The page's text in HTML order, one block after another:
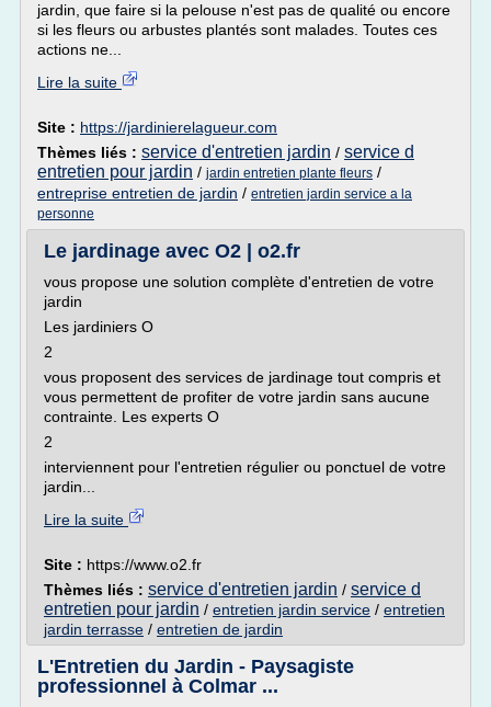
jardin, que faire si la pelouse n'est pas de qualité ou encore
si les fleurs ou arbustes plantés sont malades. Toutes ces
actions ne...
Lire la suite
Site : https://jardinierelagueur.com
Thèmes liés : service d'entretien jardin / service d
entretien pour jardin / jardin entretien plante fleurs /
entreprise entretien de jardin / entretien jardin service a la
personne
Le jardinage avec O2 | o2.fr
vous propose une solution complète d'entretien de votre
jardin
Les jardiniers O
2
vous proposent des services de jardinage tout compris et
vous permettent de profiter de votre jardin sans aucune
contrainte. Les experts O
2
interviennent pour l'entretien régulier ou ponctuel de votre
jardin...
Lire la suite
Site : https://www.o2.fr
Thèmes liés : service d'entretien jardin / service d
entretien pour jardin / entretien jardin service / entretien
jardin terrasse / entretien de jardin
L'Entretien du Jardin - Paysagiste
professionnel à Colmar ...